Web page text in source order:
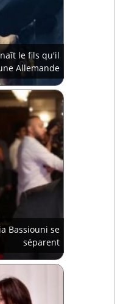
le fils qu'il
Allemande
Bassiouni se
séparent